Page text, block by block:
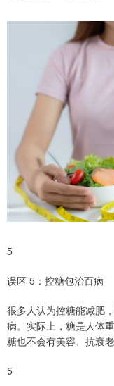
5
误区 5：控糖包治百病
很多人认为控糖能减肥
病。实际上，糖是人体
糖也不会有美容、抗衰
5